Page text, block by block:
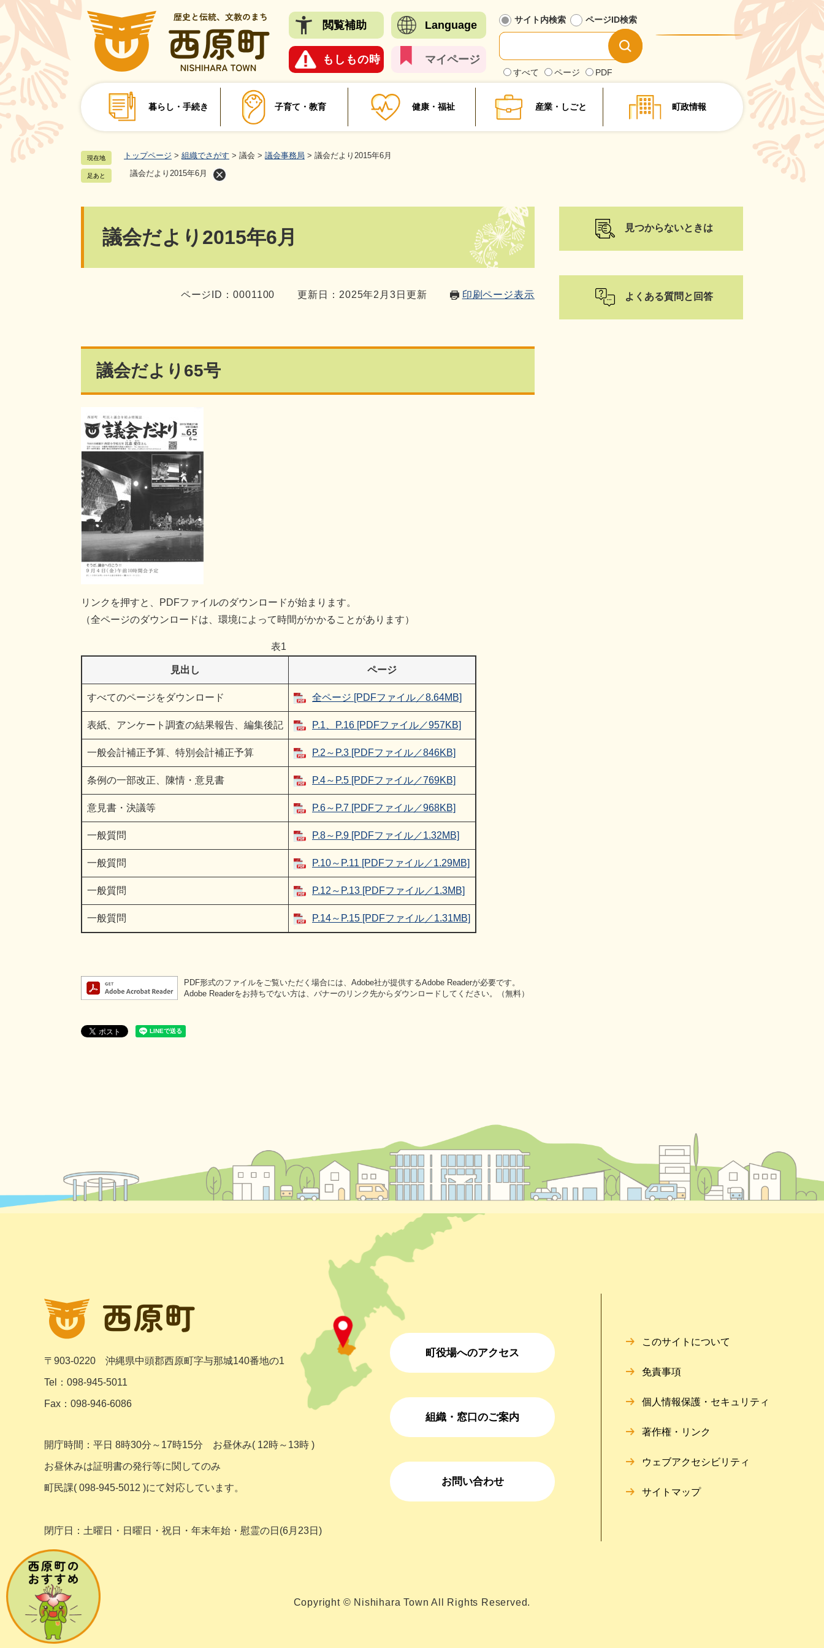
ペ
ジ
先
頭
で
。
閲覧補助 Language
もしもの時 マイページ
サイト内検索
検
索
対
象
すべて ページ PDF
ページID検索
探
暮らし・手続き 子育て・教育 健康・福祉 産業・しごと 町政情報
現在地 トップページ > 組織でさがす > 議会 > 議会事務局 > 議会だより2015年6月
足あと 議会だより2015年6月
議会だより2015年6月
ページID：0001100 更新日：2025年2月3日更新 印刷ページ表示
議会だより65号
リンクを押すと、PDFファイルのダウンロードが始まります。
（全ページのダウンロードは、環境によって時間がかかることがあります）
表1
見出し ページ
すべてのページをダウンロード 全ページ [PDFファイル／8.64MB]
表紙、アンケート調査の結果報告、編集後記 P.1、P.16 [PDFファイル／957KB]
一般会計補正予算、特別会計補正予算 P.2～P.3 [PDFファイル／846KB]
条例の一部改正、陳情・意見書 P.4～P.5 [PDFファイル／769KB]
意見書・決議等 P.6～P.7 [PDFファイル／968KB]
一般質問 P.8～P.9 [PDFファイル／1.32MB]
一般質問 P.10～P.11 [PDFファイル／1.29MB]
一般質問 P.12～P.13 [PDFファイル／1.3MB]
一般質問 P.14～P.15 [PDFファイル／1.31MB]
PDF形式のファイルをご覧いただく場合には、Adobe社が提供するAdobe Readerが必要です。
Adobe Readerをお持ちでない方は、バナーのリンク先からダウンロードしてください。（無料）
見つからないときは
よくある質問と回答
〒903-0220 沖縄県中頭郡西原町字与那城140番地の1
Tel：098-945-5011
Fax：098-946-6086
開庁時間：平日 8時30分～17時15分 お昼休み( 12時～13時 )
お昼休みは証明書の発行等に関してのみ
町民課( 098-945-5012 )にて対応しています。
閉庁日：土曜日・日曜日・祝日・年末年始・ 慰霊の日(6月23日)
町役場へのアクセス
組織・窓口のご案内
お問い合わせ
このサイトについて
免責事項
個人情報保護・セキュリティ
著作権・リンク
ウェブアクセシビリティ
サイトマップ
Copyright © Nishihara Town All Rights Reserved.